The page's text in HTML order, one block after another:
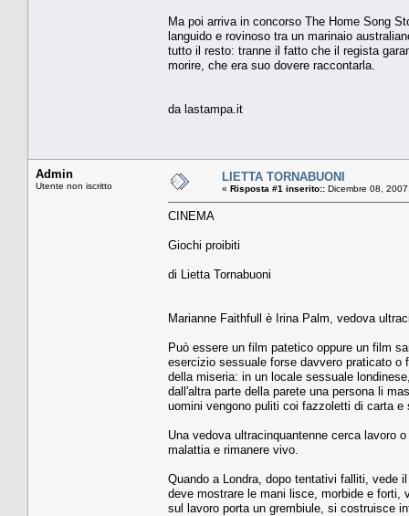
Ma poi arriva in concorso The Home Song
languido e rovinoso tra un marinaio
tutto il resto: tranne il fatto che il regista
morire, che era suo dovere raccontarla.
da lastampa.it
Admin
Utente non iscritto
LIETTA TORNABUONI
« Risposta #1 inserito:: Dicembre 08,
CINEMA
Giochi proibiti
di Lietta Tornabuoni
Marianne Faithfull è Irina Palm, vedova
Può essere un film patetico oppure un film
esercizio sessuale forse davvero praticato o
della miseria: in un locale sessuale
dall'altra parte della parete una persona li
uomini vengono puliti coi fazzoletti di carta e
Una vedova ultracinquantenne cerca lavoro
malattia e rimanere vivo.
Quando a Londra, dopo tentativi falliti, vede
deve mostrare le mani lisce, morbide e forti,
sul lavoro porta un grembiule, si costruisce